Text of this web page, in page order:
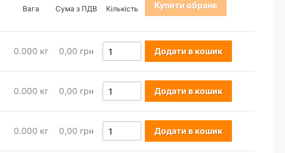
Вага Сума з ПДВ Кількість Купити обране
0.000 кг 0,00 грн Додати в кошик
0.000 кг 0,00 грн Додати в кошик
0.000 кг 0,00 грн Додати в кошик